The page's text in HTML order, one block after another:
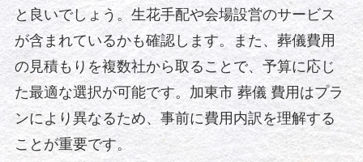
と良いでしょう。生花手配や会場設営のサービス
が含まれているかも確認します。また、葬儀費用
の見積もりを複数社から取ることで、予算に応じ
た最適な選択が可能です。加東市 葬儀 費用はプラ
ンにより異なるため、事前に費用内訳を理解する
ことが重要です。